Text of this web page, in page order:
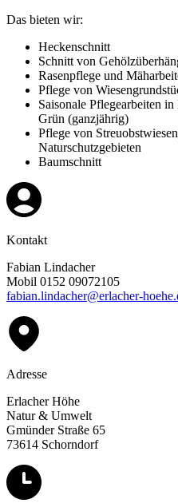
Das bieten wir:
Heckenschnitt
Schnitt von
Rasenpflege und
Pflege von
Saisonale Pflegearbeiten
Grün (ganzjährig)
Pflege von
Naturschutzgebieten
Baumschnitt
Kontakt
Fabian Lindacher
Mobil 0152 09072105
fabian.lindacher@erlacher-
Adresse
Erlacher Höhe
Natur & Umwelt
Gmünder Straße 65
73614 Schorndorf